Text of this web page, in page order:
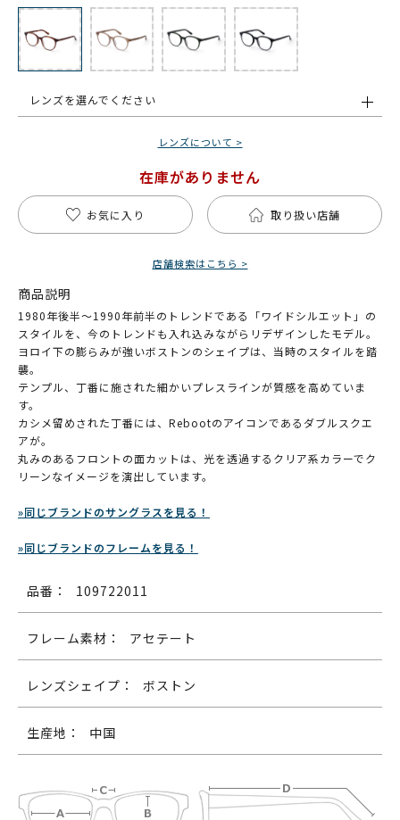
レンズを選んでください
レンズについて >
在庫がありません
お気に入り 取り扱い店舗
店舗検索はこちら >
商品説明
1980年後半～1990年前半のトレンドである「ワイドシルエット」の
スタイルを、今のトレンドも入れ込みながらリデザインしたモデル。
ヨロイ下の膨らみが強いボストンのシェイプは、当時のスタイルを踏
襲。
テンプル、丁番に施された細かいプレスラインが質感を高めていま
す。
カシメ留めされた丁番には、Rebootのアイコンであるダブルスクエ
アが。
丸みのあるフロントの面カットは、光を透過するクリア系カラーでク
リーンなイメージを演出しています。
»同じブランドのサングラスを見る！
»同じブランドのフレームを見る！
品番： 109722011
フレーム素材： アセテート
レンズシェイプ： ボストン
生産地： 中国